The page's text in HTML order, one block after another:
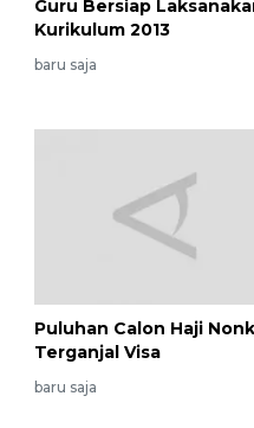
Guru Bersiap
Kurikulum 2013
baru saja
Puluhan Calon Haji
Terganjal Visa
baru saja